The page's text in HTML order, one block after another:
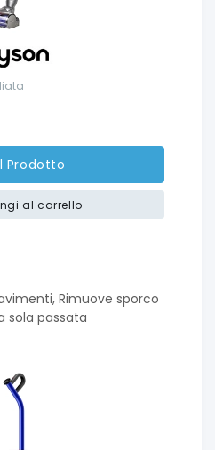
Prodotto
al carrello
Rimuove sporco
sola passata